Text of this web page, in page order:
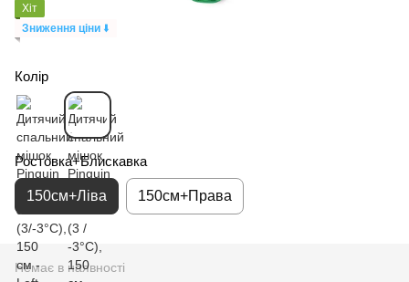
Хіт
Зниження ціни ⬇️
Колір
Ростовка+Блискавка
150см+Ліва 150см+Права
Немає в наявності